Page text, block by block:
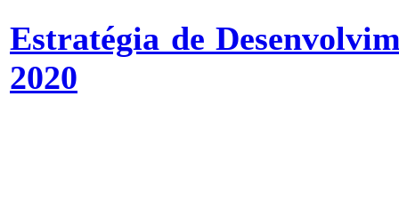
Estratégia de
2020